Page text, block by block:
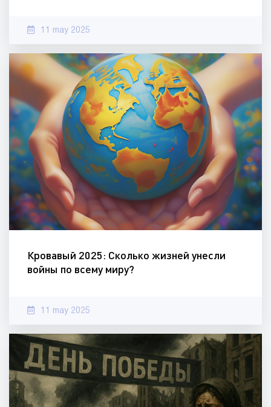
11 may 2025
Кровавый 2025: Сколько жизней унесли
войны по всему миру?
11 may 2025